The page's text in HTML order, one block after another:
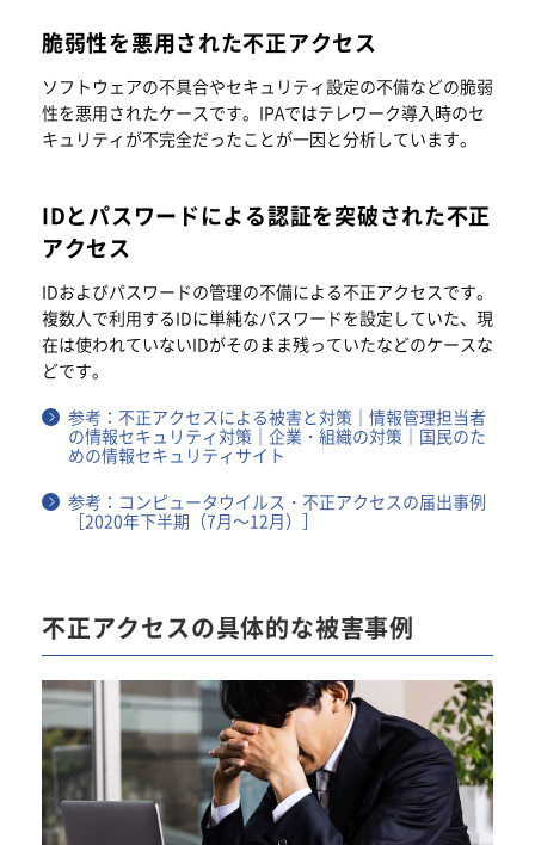
脆弱性を悪用された不正アクセス
ソフトウェアの不具合やセキュリティ設定の不備などの脆弱
性を悪用されたケースです。IPAではテレワーク導入時のセ
キュリティが不完全だったことが一因と分析しています。
IDとパスワードによる認証を突破された不正
アクセス
IDおよびパスワードの管理の不備による不正アクセスです。
複数人で利用するIDに単純なパスワードを設定していた、現
在は使われていないIDがそのまま残っていたなどのケースな
どです。
参考：不正アクセスによる被害と対策｜情報管理担当者
の情報セキュリティ対策｜企業・組織の対策｜国民のた
めの情報セキュリティサイト
参考：コンピュータウイルス・不正アクセスの届出事例
［2020年下半期（7月～12月）］
不正アクセスの具体的な被害事例